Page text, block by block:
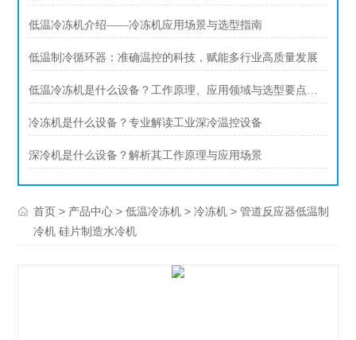
低温冷冻机介绍——冷冻机应用场景与选型指南
低温制冷循环器：准确温控的科技，赋能多行业高质量发展
低温冷冻机是什么设备？工作原理、应用领域与选型要点解析
冷冻机是什么设备？专业解读工业深冷温控设备
深冷机是什么设备？解析其工作原理与应用场景
首页 > 产品中心 >低温冷冻机 >冷冻机 > 管道反应器低温制
冷机 硅片制造水冷机